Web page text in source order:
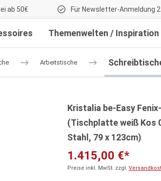
ab 50€ Für Newsletter-Anmeldung
Themenwelten / Inspiration
Arbeitstische
Kristalia be-Easy
(Tischplatte weiß Kos
Stahl, 79 x 123cm)
1.415,00 €*
Preise inkl. MwSt. zzgl.